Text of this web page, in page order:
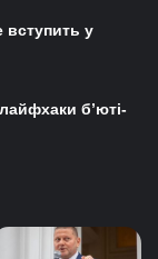
вступить у
б’юті-